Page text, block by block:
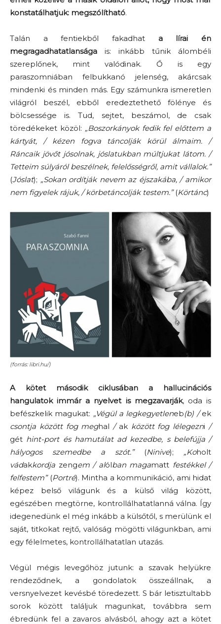
konstatálhatjuk: megszólítható.
Talán a fentiekből fakadhat a lírai én
megragadhatatlansága is: inkább tűnik álombéli
szereplőnek, mint valódinak. Ő is egy
paraszomniában felbukkanó jelenség, akárcsak
mindenki és minden más. Egy számunkra ismeretlen
világról beszél, ebből eredeztethető fölénye és
bölcsessége is. Tud, sejtet, beszámol, de csak
töredékeket közöl: „Boszorkányok fedik fel előttem a
kártyát, / kézen fogva táncolják körül álmaim. /
Ráncaik jövőt jósolnak, jóslatukban múltjukat látom. /
Tetteim súlyáról beszélnek, felelősségről, amit vállalok.”
(Jóslat); „Sokan ordítják nevem az éjszakába, / amikor
nem figyelek rájuk, / körbetáncolják testem.”(Körtánc)
(forrás: libri.hu/)
A kötet második ciklusában a hallucinációs
hangulatok immár a nyelvet is megzavarják, oda is
befészkelik magukat: „Végül a legkegyetleneb(b) /ek
csontja között fog meghal /ak között fog lélegezni /
gét hint-port és hamutálat ad kezedbe, s belefújja /
hályogos szemedbe a szót.”(Ninive); „Koholt
vádakkordja zengem / alólban magamatt festékkel /
felfestem”(Portré). Mintha a kommunikáció, ami hidat
képez belső világunk és a külső világ között,
egészében megtörne, kontrollálhatatlanná válna. Így
idegenedünk el még inkább a külsőtől, s merülünk el
saját, titkokat rejtő, valóság mögötti világunkban, ami
egy félelmetes, kontrollálhatatlan utazás.
Végül mégis levegőhöz jutunk: a szavak helyükre
rendeződnek, a gondolatok összeállnak, a
versnyelvezet kevésbé töredezett. S bár letisztultabb
sorok között találjuk magunkat, továbbra sem
ébredünk fel a zavaros alvásból, ahogy azt a kötet